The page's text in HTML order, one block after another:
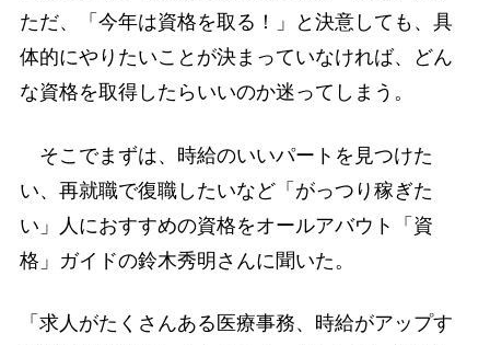
ただ、「今年は資格を取る！」と決意しても、具
体的にやりたいことが決まっていなければ、どん
な資格を取得したらいいのか迷ってしまう。
そこでまずは、時給のいいパートを見つけた
い、再就職で復職したいなど「がっつり稼ぎた
い」人におすすめの資格をオールアバウト「資
格」ガイドの鈴木秀明さんに聞いた。
「求人がたくさんある医療事務、時給がアップす